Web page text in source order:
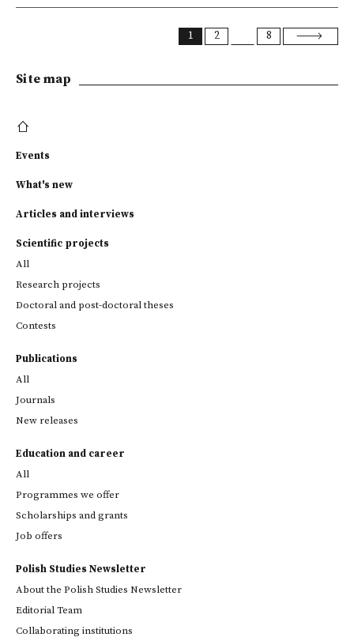
1 2 8
Site map
Events
What's new
Articles and interviews
Scientific projects
All
Research projects
Doctoral and post-doctoral theses
Contests
Publications
All
Journals
New releases
Education and career
All
Programmes we offer
Scholarships and grants
Job offers
Polish Studies Newsletter
About the Polish Studies Newsletter
Editorial Team
Collaborating institutions